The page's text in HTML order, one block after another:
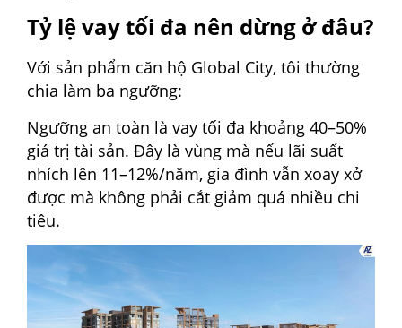
Tỷ lệ vay tối đa nên dừng ở đâu?
Với sản phẩm căn hộ Global City, tôi thường
chia làm ba ngưỡng:
Ngưỡng an toàn là vay tối đa khoảng 40–50%
giá trị tài sản. Đây là vùng mà nếu lãi suất
nhích lên 11–12%/năm, gia đình vẫn xoay xở
được mà không phải cắt giảm quá nhiều chi
tiêu.